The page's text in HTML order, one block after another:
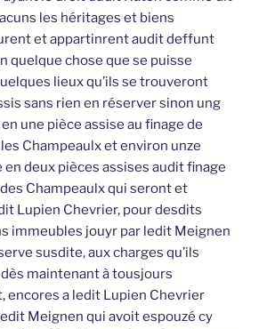
les héritages et biens
et appartinrent audit deffunt
quelque chose que se puisse
lieux qu’ils se trouveront
sans rien en réserver sinon ung
une pièce assise au finage de
Champeaulx et environ unze
en deux pièces assises audit finage
Champeaulx qui seront et
Lupien Chevrier, pour desdits
immeubles jouyr par ledit Meignen
susdite, aux charges qu’ils
maintenant à tousjours
encores a ledit Lupien Chevrier
Meignen qui avoit espouzé cy